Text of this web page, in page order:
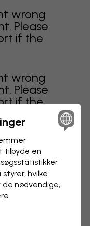
wrong
Please
if the
wrong
Please
if the
tilbyde en
hvilke
nødvendige,